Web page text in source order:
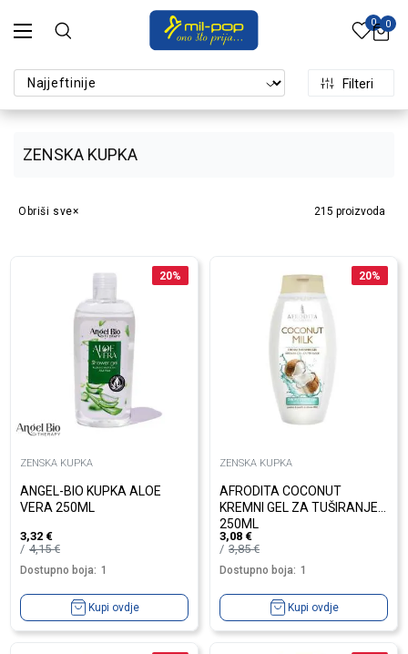
0 0
ZENSKA KUPKA
Filteri
215 proizvoda
Obriši sve
20%
ZENSKA KUPKA
ANGEL-BIO KUPKA ALOE
VERA 250ML
3,32 €
4,15€
Dostupno boja: 1
Kupi ovdje
20%
ZENSKA KUPKA
AFRODITA COCONUT
KREMNI GEL ZA TUŠIRANJE
250ML
3,08 €
3,85€
Dostupno boja: 1
Kupi ovdje